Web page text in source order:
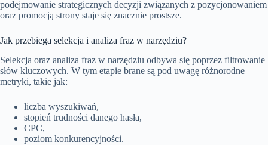
podejmowanie strategicznych decyzji związanych z pozycjonowaniem
oraz promocją strony staje się znacznie prostsze.
Jak przebiega selekcja i analiza fraz w narzędziu?
Selekcja oraz analiza fraz w narzędziu odbywa się poprzez filtrowanie
słów kluczowych. W tym etapie brane są pod uwagę różnorodne
metryki, takie jak:
liczba wyszukiwań,
stopień trudności danego hasła,
CPC,
poziom konkurencyjności.